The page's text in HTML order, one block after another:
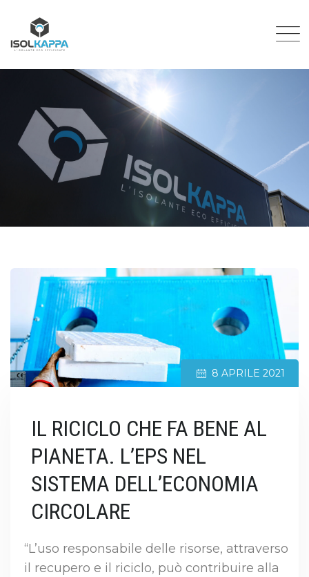
8 APRILE 2021
IL RICICLO CHE FA BENE AL
PIANETA. L’EPS NEL
SISTEMA DELL’ECONOMIA
CIRCOLARE
“L’uso responsabile delle risorse, attraverso
il recupero e il riciclo, può contribuire alla